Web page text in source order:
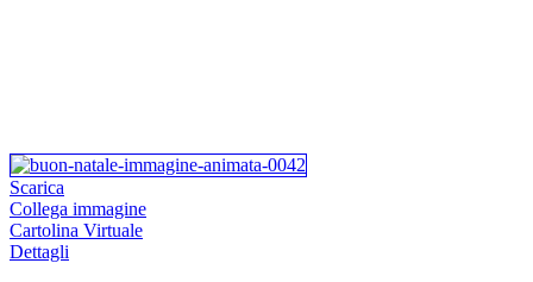
Scarica
Collega immagine
Cartolina Virtuale
Dettagli